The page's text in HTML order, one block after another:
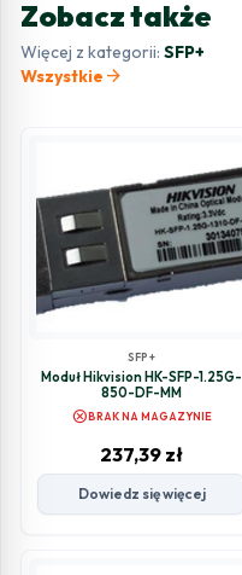
Zobacz także
Więcej z kategorii: SFP+
Wszystkie arrow_forward
SFP+
Moduł Hikvision HK-SFP-1.25G-
850-DF-MM
cancelBRAK NA MAGAZYNIE
237,39 zł
Dowiedz się więcej